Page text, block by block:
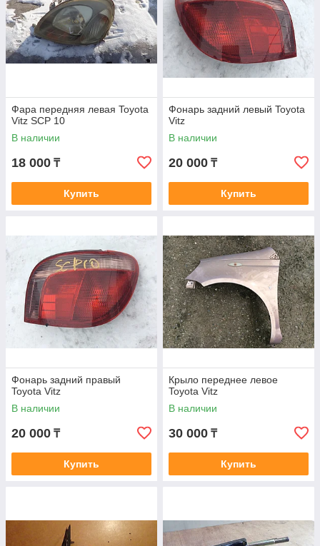
Фара передняя левая Toyota
Vitz SCP 10
В наличии
18 000 ₸
Купить
Фонарь задний левый Toyota
Vitz
В наличии
20 000 ₸
Купить
Фонарь задний правый
Toyota Vitz
В наличии
20 000 ₸
Купить
Крыло переднее левое
Toyota Vitz
В наличии
30 000 ₸
Купить